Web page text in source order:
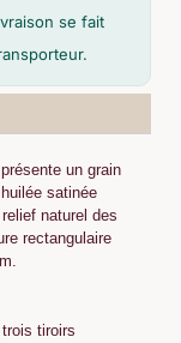
se fait
un grain
satinée
naturel des
rectangulaire
tiroirs